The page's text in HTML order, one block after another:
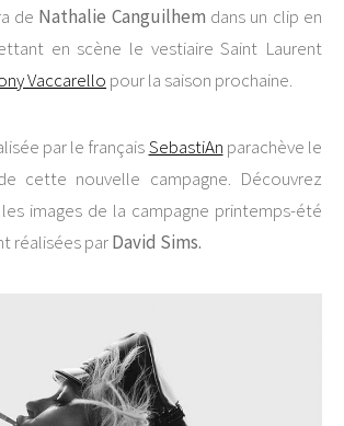
de Nathalie Canguilhem dans un clip en
en scène le vestiaire Saint Laurent
Vaccarello pour la saison prochaine.
par le françaisSebastiAn parachève le
cette nouvelle campagne. Découvrez
images de la campagne printemps-été
réalisées parDavid Sims.